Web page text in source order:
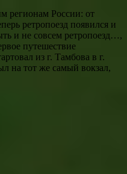
регионам России: от
ретропоезд появился и
и не совсем ретропоезд…,
путешествие
из г. Тамбова в г.
на тот же самый вокзал,